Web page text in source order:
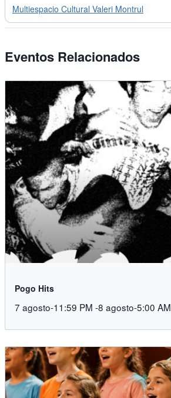
Multiespacio Cultural Valeri Montrul
Eventos Relacionados
Pogo Hits
7 agosto-11:59 PM -8 agosto-5:00 AM